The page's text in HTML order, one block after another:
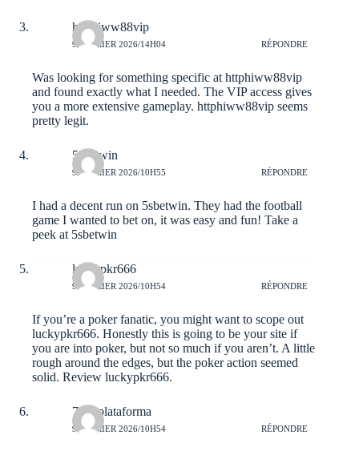
httphiww88vip
9 FÉVRIER 2026/14H04 RÉPONDRE
Was looking for something specific at httphiww88vip
and found exactly what I needed. The VIP access gives
you a more extensive gameplay. httphiww88vip seems
pretty legit.
5sbetwin
9 FÉVRIER 2026/10H55 RÉPONDRE
I had a decent run on 5sbetwin. They had the football
game I wanted to bet on, it was easy and fun! Take a
peek at 5sbetwin
luckypkr666
9 FÉVRIER 2026/10H54 RÉPONDRE
If you’re a poker fanatic, you might want to scope out
luckypkr666. Honestly this is going to be your site if
you are into poker, but not so much if you aren’t. A little
rough around the edges, but the poker action seemed
solid. Review luckypkr666.
7075plataforma
9 FÉVRIER 2026/10H54 RÉPONDRE